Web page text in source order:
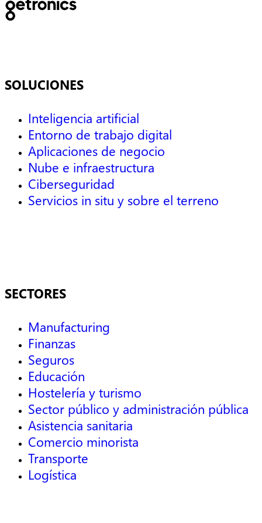
SOLUCIONES
Inteligencia artificial
Entorno de trabajo digital
Aplicaciones de negocio
Nube e infraestructura
Ciberseguridad
Servicios in situ y sobre el terreno
SECTORES
Manufacturing
Finanzas
Seguros
Educación
Hostelería y turismo
Sector público y administración pública
Asistencia sanitaria
Comercio minorista
Transporte
Logística